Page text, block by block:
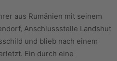
aus Rumänien mit seinem
Anschlussstelle Landshut
und blieb nach einem
Ein durch eine